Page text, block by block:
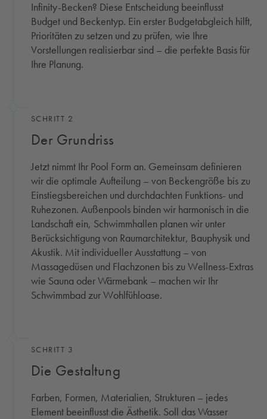
Infinity-Becken? Diese Entscheidung beeinflusst
Budget und Beckentyp. Ein erster Budgetabgleich hilft,
Prioritäten zu setzen und zu prüfen, wie Ihre
Vorstellungen realisierbar sind – die perfekte Basis für
Ihre Planung.
SCHRITT 2
Der Grundriss
Jetzt nimmt Ihr Pool Form an. Gemeinsam definieren
wir die optimale Aufteilung – von Beckengröße bis zu
Einstiegsbereichen und durchdachten Funktions- und
Ruhezonen. Außenpools binden wir harmonisch in die
Landschaft ein, Schwimmhallen planen wir unter
Berücksichtigung von Raumarchitektur, Bauphysik und
Akustik. Mit individueller Ausstattung – von
Massagedüsen und Flachzonen bis zu Wellness-Extras
wie Sauna oder Wärmebank – machen wir Ihr
Schwimmbad zur Wohlfühloase.
SCHRITT 3
Die Gestaltung
Farben, Formen, Materialien, Strukturen – jedes
Element beeinflusst die Ästhetik. Soll das Wasser